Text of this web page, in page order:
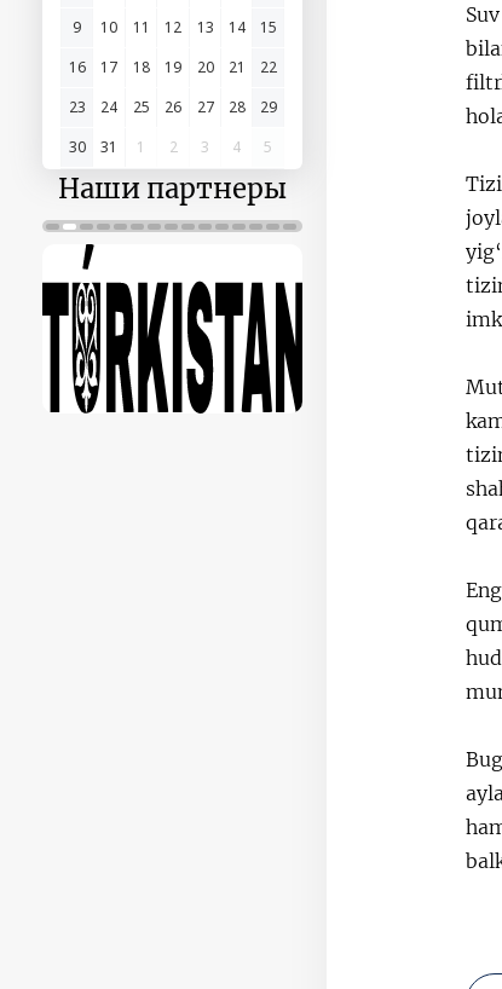
9
10 11 12 13 14
15
16
17 18 19 20 21
22
23
24 25 26 27 28
29
30
31 1 2 3 4 5
Наши партнеры